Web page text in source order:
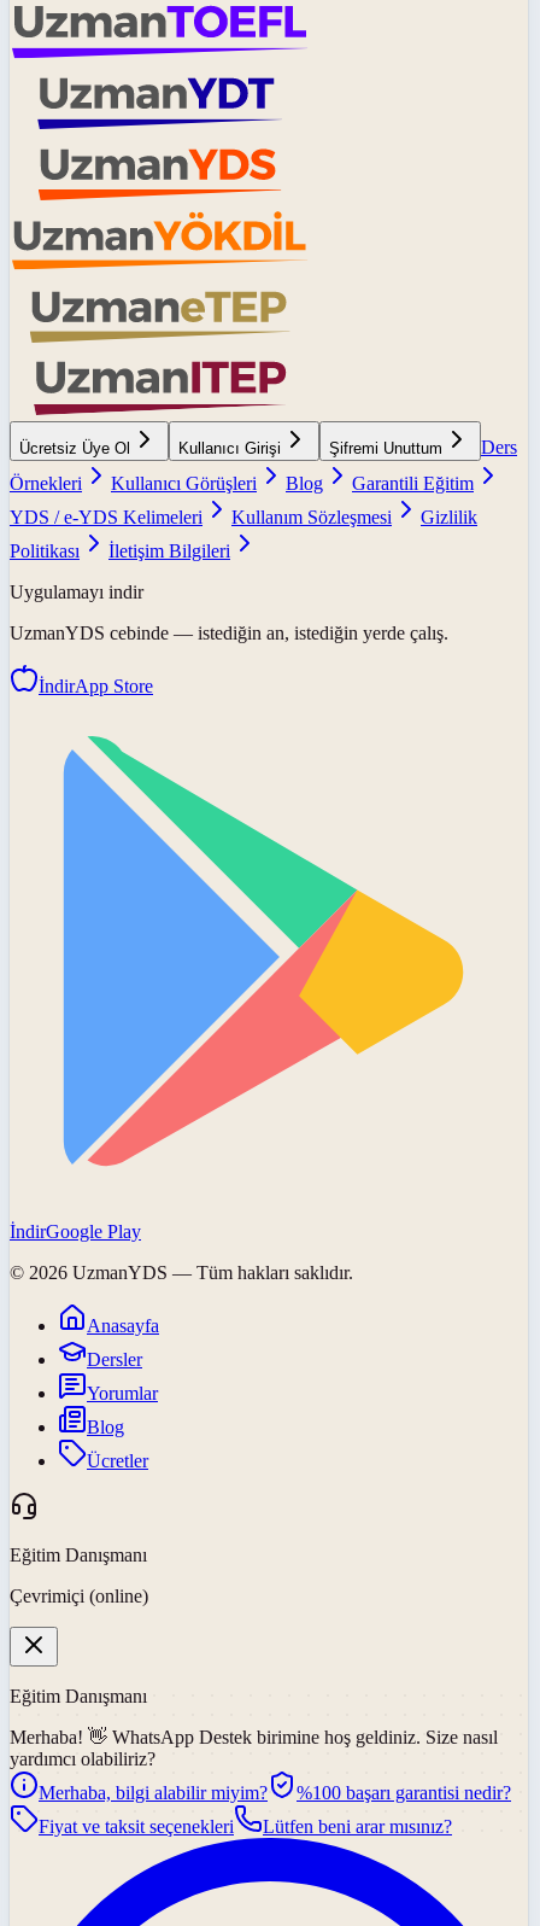
Ücretsiz Üye Ol Kullanıcı Girişi Şifremi Unuttum
Ders
Örnekleri
Kullanıcı Görüşleri Blog
Garantili Eğitim
YDS / e-YDS Kelimeleri
Kullanım Sözleşmesi
Gizlilik
Politikası
İletişim Bilgileri
Uygulamayı indir
UzmanYDS cebinde — istediğin an, istediğin yerde çalış.
İndirApp Store
İndirGoogle Play
© 2026 UzmanYDS — Tüm hakları saklıdır.
Anasayfa
Dersler
Yorumlar
Blog
Ücretler
Eğitim Danışmanı
Çevrimiçi (online)
Eğitim Danışmanı
Merhaba! 👋 WhatsApp Destek birimine hoş geldiniz. Size nasıl
yardımcı olabiliriz?
Merhaba, bilgi alabilir miyim?
%100 başarı garantisi nedir?
Fiyat ve taksit seçenekleri
Lütfen beni arar mısınız?